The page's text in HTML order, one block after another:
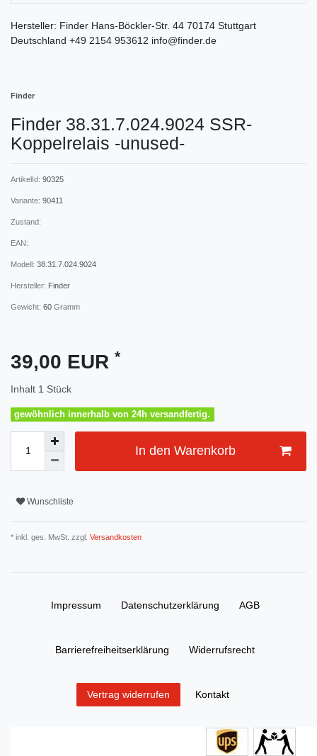
Hersteller: Finder Hans-Böckler-Str. 44 70174 Stuttgart
Deutschland +49 2154 953612 info@finder.de
Finder
Finder 38.31.7.024.9024 SSR-
Koppelrelais -unused-
ArtikelId: 90325
Variante: 90411
Zustand:
EAN:
Modell: 38.31.7.024.9024
Hersteller: Finder
Gewicht: 60 Gramm
39,00 EUR *
Inhalt 1 Stück
gewöhnlich innerhalb von 24h versandfertig.
In den Warenkorb
Wunschliste
* inkl. ges. MwSt. zzgl. Versandkosten
Impressum Daten­schutz­erklärung AGB
Barrierefreiheitserklärung Widerrufs­recht
Vertrag widerrufen Kontakt